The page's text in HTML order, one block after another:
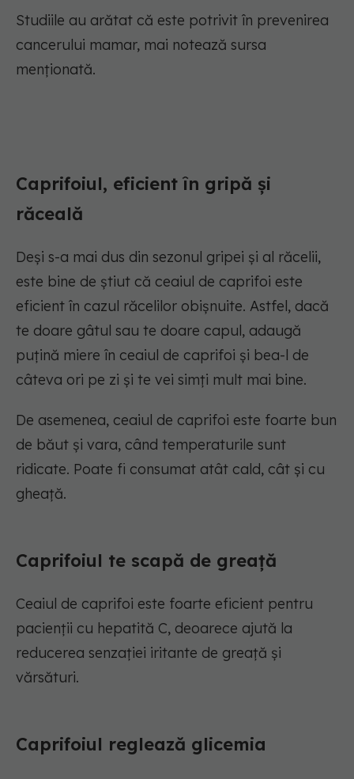
Studiile au arătat că este potrivit în prevenirea
cancerului mamar, mai notează sursa
menționată.
Caprifoiul, eficient în gripă și
răceală
Deși s-a mai dus din sezonul gripei și al răcelii,
este bine de știut că ceaiul de caprifoi este
eficient în cazul răcelilor obișnuite. Astfel, dacă
te doare gâtul sau te doare capul, adaugă
puțină miere în ceaiul de caprifoi și bea-l de
câteva ori pe zi și te vei simți mult mai bine.
De asemenea, ceaiul de caprifoi este foarte bun
de băut și vara, când temperaturile sunt
ridicate. Poate fi consumat atât cald, cât și cu
gheață.
Caprifoiul te scapă de greață
Ceaiul de caprifoi este foarte eficient pentru
pacienții cu hepatită C, deoarece ajută la
reducerea senzației iritante de greață și
vărsături.
Caprifoiul reglează glicemia